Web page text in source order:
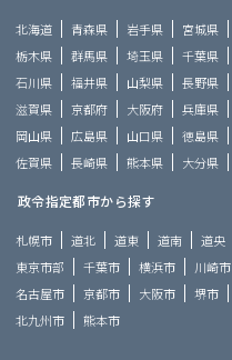
北海道 青森県 岩手県 宮城県
栃木県
群馬県 埼玉県 千葉県
石川県
福井県 山梨県 長野県
滋賀県
京都府 大阪府 兵庫県
岡山県
広島県 山口県 徳島県
佐賀県
長崎県 熊本県 大分県
政令指定都市から探す
札幌市 道北 道東 道南 道央
東京市部
千葉市 横浜市 川崎市
名古屋市
京都市 大阪市 堺市
北九州市
熊本市